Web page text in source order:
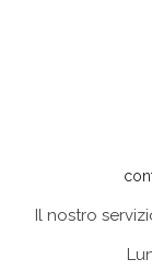
Il nostro